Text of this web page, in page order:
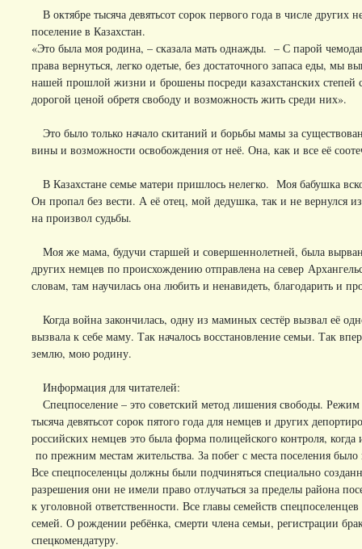
В октябре тысяча девятьсот сорок первого года в числе
поселение в Казахстан.
«Это была моя родина, – сказала мать однажды. – С парой
права вернуться, легко одетые, без достаточного запаса еды,
нашей прошлой жизни и брошены посреди казахстанских
дорогой ценой обретя свободу и возможность жить среди них».
Это было только начало скитаний и борьбы мамы за
вины и возможности освобождения от неё. Она, как и все её
В Казахстане семье матери пришлось нелегко. Моя бабушка
Он пропал без вести. А её отец, мой дедушка, так и не
на произвол судьбы.
Моя же мама, будучи старшей и совершеннолетней, была
других немцев по происхождению отправлена на север
словам, там научилась она любить и ненавидеть, благодарить и
Когда война закончилась, одну из маминых сестёр вызвал её
вызвала к себе маму. Так началось восстановление семьи. Так
землю, мою родину.
Информация для читателей:
Спецпоселение – это советский метод лишения свободы. Режим
тысяча девятьсот сорок пятого года для немцев и других
российских немцев это была форма полицейского контроля,
по прежним местам жительства. За побег с места поселения
Все спецпоселенцы должны были подчиняться специально
разрешения они не имели право отлучаться за пределы района
к уголовной ответственности. Все главы семейств
семей. О рождении ребёнка, смерти члена семьи, регистрации
спецкомендатуру.